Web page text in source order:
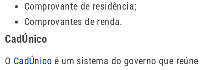
Comprovante de residência;
Comprovantes de renda.
CadÚnico
O CadÚnico é um sistema do governo que reúne